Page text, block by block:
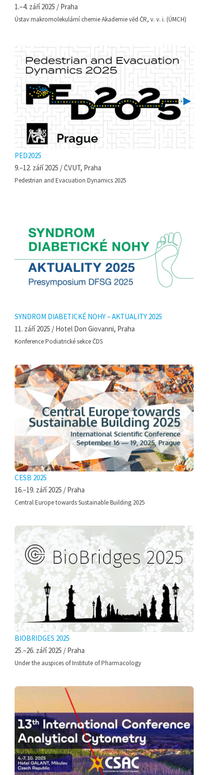
1.–4. září 2025 / Praha
Ústav makromolekulární chemie Akademie věd ČR, v. v. i. (ÚMCH)
PED2025
9.–12. září 2025 / ČVUT, Praha
Pedestrian and Evacuation Dynamics 2025
SYNDROM DIABETICKÉ NOHY – AKTUALITY 2025
11. září 2025 / Hotel Don Giovanni, Praha
Konference Podiatrické sekce ČDS
CESB 2025
16.–19. září 2025 / Praha
Central Europe towards Sustainable Building 2025
BIOBRIDGES 2025
25.–26. září 2025 / Praha
Under the auspices of Institute of Pharmacology